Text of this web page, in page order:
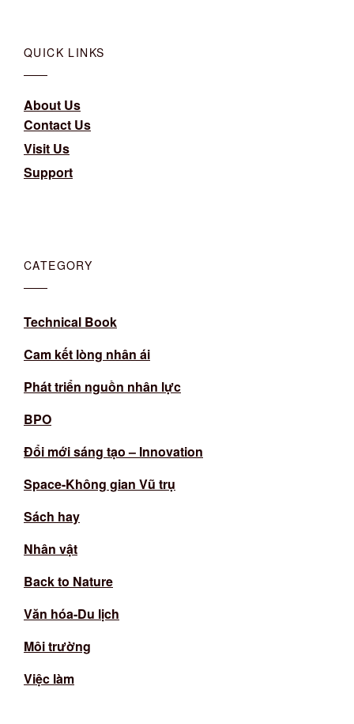
QUICK LINKS
About Us
Contact Us
Visit Us
Support
CATEGORY
Technical Book
Cam kết lòng nhân ái
Phát triển nguồn nhân lực
BPO
Đổi mới sáng tạo – Innovation
Space-Không gian Vũ trụ
Sách hay
Nhân vật
Back to Nature
Văn hóa-Du lịch
Môi trường
Việc làm